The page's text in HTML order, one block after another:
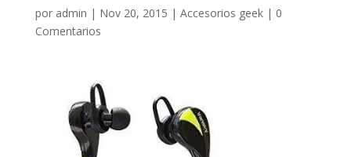
por admin | Nov 20, 2015 | Accesorios geek| 0
Comentarios